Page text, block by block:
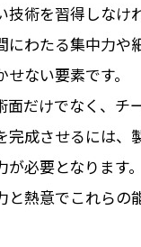
技術を習得しなけ
にわたる集中力や
ない要素です。
面だけでなく、チ
完成させるには、
が必要となります。
と熱意でこれらの